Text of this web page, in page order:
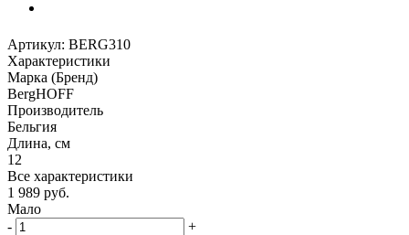
Артикул: BERG310
Характеристики
Марка (Бренд)
BergHOFF
Производитель
Бельгия
Длина, см
12
Все характеристики
1 989 руб.
Мало
-
+